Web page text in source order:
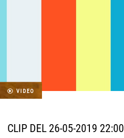
VIDEO
CLIP DEL 26-05-2019 22:00